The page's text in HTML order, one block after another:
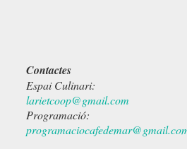
Contactes
Espai Culinari:
larietcoop@gmail.com
Programació: